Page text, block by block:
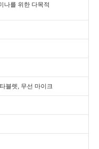
나를 위한 다목적
블렛, 무선 마이크